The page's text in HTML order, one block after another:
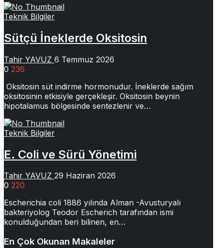
Teknik Bilgiler
Sütçü İneklerde Oksitosin
Tahir YAVUZ 6 Temmuz 2026
0 236
Oksitosin süt indirme hormonudur. İneklerde sağım
oksitosinin etkisiyle gerçekleşir. Oksitosin beynin
hipotalamus bölgesinde sentezlenir ve…
Teknik Bilgiler
E. Coli ve Sürü Yönetimi
Tahir YAVUZ 29 Haziran 2026
0 220
Escherichia coli 1886 yılında Alman -Avusturyalı
bakteriyolog Teodor Escherich tarafından ismi
konulduğundan beri bilinen, en…
En Çok Okunan Makaleler